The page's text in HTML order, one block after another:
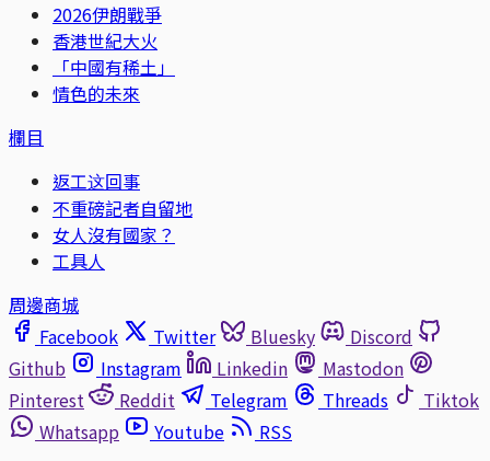
2026伊朗戰爭
香港世紀大火
「中國有稀土」
情色的未來
欄目
返工这回事
不重磅記者自留地
女人沒有國家？
工具人
周邊商城
Facebook
Twitter Bluesky
Discord
Github
Instagram Linkedin
Mastodon
Pinterest
Reddit Telegram Threads
Tiktok
Whatsapp
Youtube
RSS